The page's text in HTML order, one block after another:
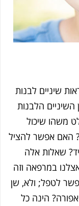
לבנות
הלבנות
להציל
אלה
וזה
ולא, שן
כל